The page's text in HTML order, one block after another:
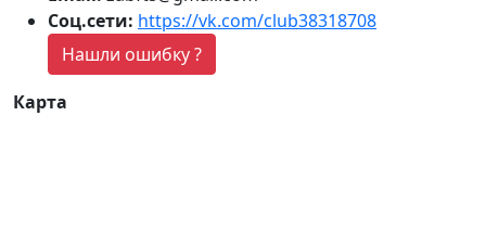
Соц.сети: https://vk.com/club38318708
Нашли ошибку ?
Карта